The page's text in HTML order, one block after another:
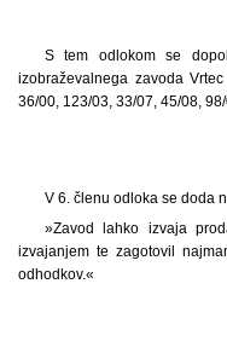
S tem odlokom se
izobraževalnega zavoda
36/00, 123/03, 33/07, 45/08,
V 6. členu odloka se doda
»Zavod lahko izvaja
izvajanjem te zagotovil
odhodkov.«